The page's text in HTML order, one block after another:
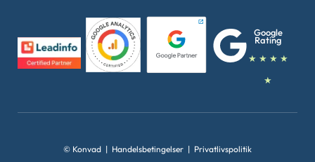
Google
Rating
★ ★ ★ ★
★
© Konvad | Handelsbetingelser | Privatlivspolitik